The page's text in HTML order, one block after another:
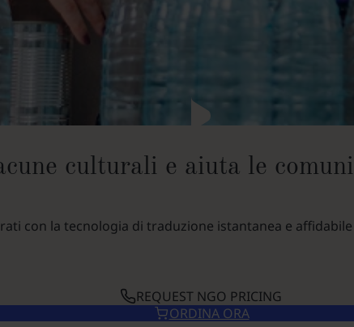
culturali e aiuta le
con la tecnologia di traduzione istantanea e
REQUEST NGO PRICING
ORDINA ORA